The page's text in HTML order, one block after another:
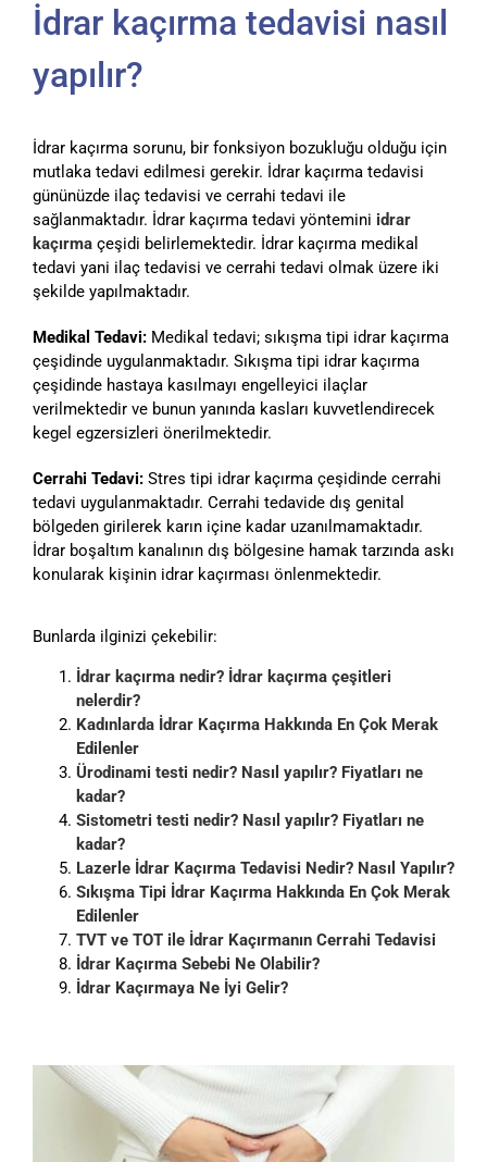
İdrar kaçırma tedavisi nasıl
yapılır?
İdrar kaçırma sorunu, bir fonksiyon bozukluğu olduğu için
mutlaka tedavi edilmesi gerekir. İdrar kaçırma tedavisi
gününüzde ilaç tedavisi ve cerrahi tedavi ile
sağlanmaktadır. İdrar kaçırma tedavi yöntemini idrar
kaçırma çeşidi belirlemektedir. İdrar kaçırma medikal
tedavi yani ilaç tedavisi ve cerrahi tedavi olmak üzere iki
şekilde yapılmaktadır.
Medikal Tedavi: Medikal tedavi; sıkışma tipi idrar kaçırma
çeşidinde uygulanmaktadır. Sıkışma tipi idrar kaçırma
çeşidinde hastaya kasılmayı engelleyici ilaçlar
verilmektedir ve bunun yanında kasları kuvvetlendirecek
kegel egzersizleri önerilmektedir.
Cerrahi Tedavi: Stres tipi idrar kaçırma çeşidinde cerrahi
tedavi uygulanmaktadır. Cerrahi tedavide dış genital
bölgeden girilerek karın içine kadar uzanılmamaktadır.
İdrar boşaltım kanalının dış bölgesine hamak tarzında askı
konularak kişinin idrar kaçırması önlenmektedir.
Bunlarda ilginizi çekebilir:
İdrar kaçırma nedir? İdrar kaçırma çeşitleri
nelerdir?
Kadınlarda İdrar Kaçırma Hakkında En Çok Merak
Edilenler
Ürodinami testi nedir? Nasıl yapılır? Fiyatları ne
kadar?
Sistometri testi nedir? Nasıl yapılır? Fiyatları ne
kadar?
Lazerle İdrar Kaçırma Tedavisi Nedir? Nasıl Yapılır?
Sıkışma Tipi İdrar Kaçırma Hakkında En Çok Merak
Edilenler
TVT ve TOT ile İdrar Kaçırmanın Cerrahi Tedavisi
İdrar Kaçırma Sebebi Ne Olabilir?
İdrar Kaçırmaya Ne İyi Gelir?